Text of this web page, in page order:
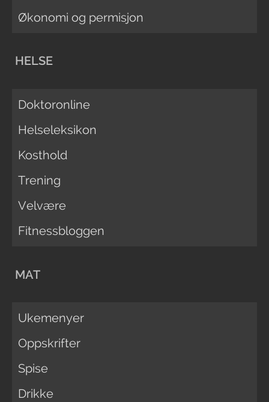
Økonomi og permisjon
HELSE
Doktoronline
Helseleksikon
Kosthold
Trening
Velvære
Fitnessbloggen
MAT
Ukemenyer
Oppskrifter
Spise
Drikke